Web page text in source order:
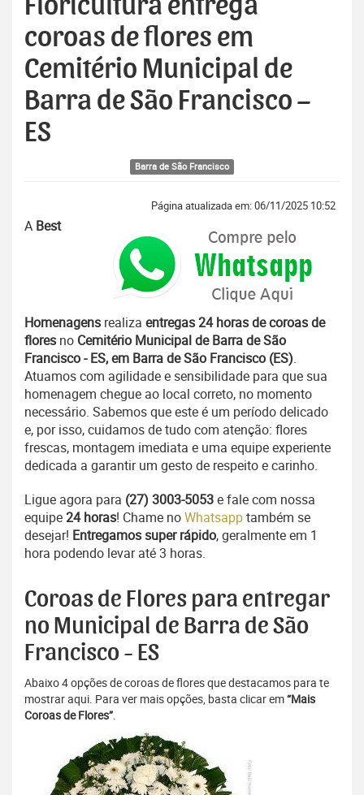
Floricultura entrega
coroas de flores em
Cemitério Municipal de
Barra de São Francisco –
ES
Barra de São Francisco
Página atualizada em: 06/11/2025 10:52
A Best
Homenagens realiza entregas 24 horas de coroas de
flores no Cemitério Municipal de Barra de São
Francisco - ES, em Barra de São Francisco (ES).
Atuamos com agilidade e sensibilidade para que sua
homenagem chegue ao local correto, no momento
necessário. Sabemos que este é um período delicado
e, por isso, cuidamos de tudo com atenção: flores
frescas, montagem imediata e uma equipe experiente
dedicada a garantir um gesto de respeito e carinho.
Ligue agora para (27) 3003-5053e fale com nossa
equipe24 horas! Chame noWhatsapptambém se
desejar! Entregamos super rápido, geralmente em 1
hora podendo levar até 3 horas.
Coroas de Flores para entregar
no Municipal de Barra de São
Francisco - ES
Abaixo 4 opções de coroas de flores que destacamos para te
mostrar aqui. Para ver mais opções, basta clicar em“Mais
Coroas de Flores”.